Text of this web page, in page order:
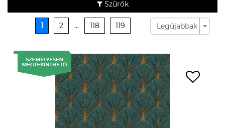
Szűrők
1 2 ... 118 119 Legújabbak